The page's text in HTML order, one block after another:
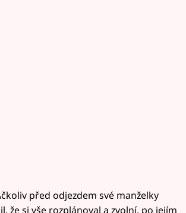
před odjezdem své manželky
že si vše rozplánoval a zvolní, po jejím